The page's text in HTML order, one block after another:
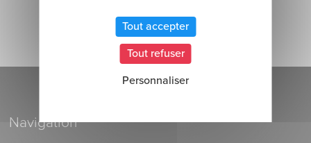
Navigation
Tout accepter
Tout refuser
Personnaliser